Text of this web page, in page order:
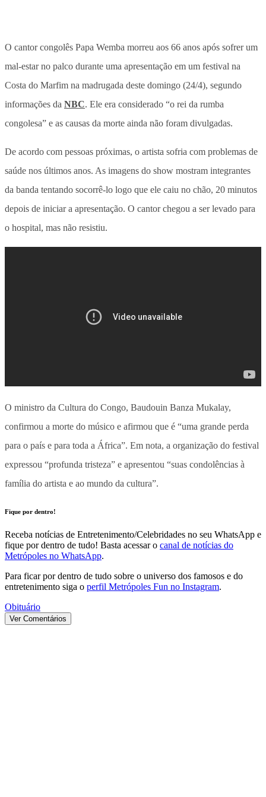
O cantor congolês Papa Wemba morreu aos 66 anos após sofrer um
mal-estar no palco durante uma apresentação em um festival na
Costa do Marfim na madrugada deste domingo (24/4), segundo
informações da NBC. Ele era considerado “o rei da rumba
congolesa” e as causas da morte ainda não foram divulgadas.
De acordo com pessoas próximas, o artista sofria com problemas de
saúde nos últimos anos. As imagens do show mostram integrantes
da banda tentando socorrê-lo logo que ele caiu no chão, 20 minutos
depois de iniciar a apresentação. O cantor chegou a ser levado para
o hospital, mas não resistiu.
O ministro da Cultura do Congo, Baudouin Banza Mukalay,
confirmou a morte do músico e afirmou que é “uma grande perda
para o país e para toda a África”. Em nota, a organização do festival
expressou “profunda tristeza” e apresentou “suas condolências à
família do artista e ao mundo da cultura”.
Fique por dentro!
Receba notícias de Entretenimento/Celebridades no seu WhatsApp e
fique por dentro de tudo! Basta acessar o canal de notícias do
Metrópoles no WhatsApp.
Para ficar por dentro de tudo sobre o universo dos famosos e do
entretenimento siga o perfil Metrópoles Fun no Instagram.
Obituário
Ver Comentários